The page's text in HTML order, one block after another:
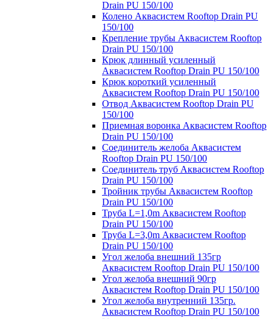
Drain PU 150/100
Колено Аквасистем Rooftop Drain PU
150/100
Крепление трубы Аквасистем Rooftop
Drain PU 150/100
Крюк длинный усиленный
Аквасистем Rooftop Drain PU 150/100
Крюк короткий усиленный
Аквасистем Rooftop Drain PU 150/100
Отвод Аквасистем Rooftop Drain PU
150/100
Приемная воронка Аквасистем Rooftop
Drain PU 150/100
Соединитель желоба Аквасистем
Rooftop Drain PU 150/100
Соединитель труб Аквасистем Rooftop
Drain PU 150/100
Тройник трубы Аквасистем Rooftop
Drain PU 150/100
Труба L=1,0m Аквасистем Rooftop
Drain PU 150/100
Труба L=3,0m Аквасистем Rooftop
Drain PU 150/100
Угол желоба внешний 135гр
Аквасистем Rooftop Drain PU 150/100
Угол желоба внешний 90гр
Аквасистем Rooftop Drain PU 150/100
Угол желоба внутренний 135гр.
Аквасистем Rooftop Drain PU 150/100